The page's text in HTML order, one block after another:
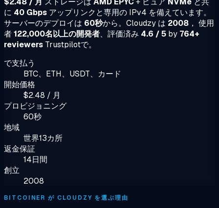
に 40 Gbps アップリンクと専用の IPv4 を備えています。
サーバーのデプロイは 60秒から。Cloudzy は 2008 ， 使用
者122,000名以上の開発者、評価済み 4.6 / 5 by 764+
reviewers Trustpilotで。
で支払う
BTC、ETH、USDT、カード
開始価格
$2.48 / 月
プロビジョニング
60秒
地域
世界13カ所
返金保証
14日間
創立
2008
BITCOINER が CLOUDZY を選ぶ理由